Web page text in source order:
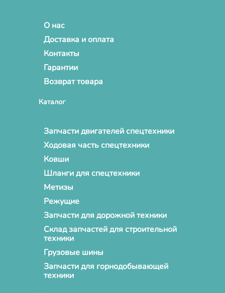
О нас
Доставка и оплата
Контакты
Гарантии
Возврат товара
Каталог
Запчасти двигателей спецтехники
Ходовая часть спецтехники
Ковши
Шланги для спецтехники
Метизы
Режущие
Запчасти для дорожной техники
Склад запчастей для строительной
техники
Грузовые шины
Запчасти для горнодобывающей
техники